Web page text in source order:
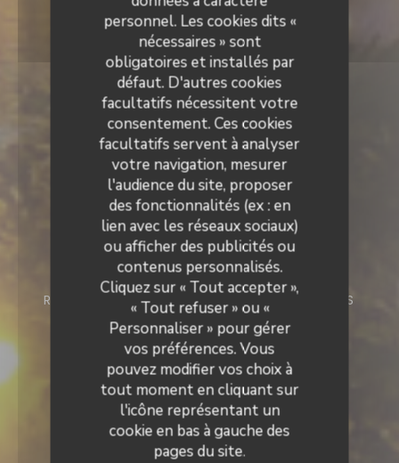
personnel. Les cookies dits «
nécessaires » sont
obligatoires et installés par
défaut. D'autres cookies
facultatifs nécessitent votre
consentement. Ces cookies
facultatifs servent à analyser
votre navigation, mesurer
l'audience du site, proposer
des fonctionnalités (ex : en
lien avec les réseaux sociaux)
ou afficher des publicités ou
contenus personnalisés.
Cliquez sur « Tout accepter »,
« Tout refuser » ou «
Personnaliser » pour gérer
vos préférences. Vous
pouvez modifier vos choix à
tout moment en cliquant sur
l'icône représentant un
cookie en bas à gauche des
pages du site.
Le Neptune
RESTAURANT
9 ROUTE DE PORT VENDRES
66190 COLLIOURE
Le Neptune